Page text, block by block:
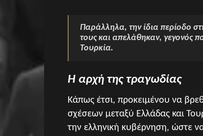
Παράλληλα, την ίδια περίοδο
τους και απελάθηκαν, γεγονός
Τουρκία.
Η αρχή της τραγωδίας
Κάπως έτσι, προκειμένου να
σχέσεων μεταξύ Ελλάδας και
την ελληνική κυβέρνηση, ώστε